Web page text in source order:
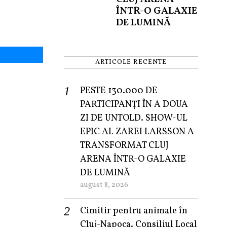
ÎNTR-O GALAXIE
DE LUMINĂ
ARTICOLE RECENTE
PESTE 130.000 DE
PARTICIPANȚI ÎN A DOUA
ZI DE UNTOLD. SHOW-UL
EPIC AL ZAREI LARSSON A
TRANSFORMAT CLUJ
ARENA ÎNTR-O GALAXIE
DE LUMINĂ
august 8, 2026
Cimitir pentru animale în